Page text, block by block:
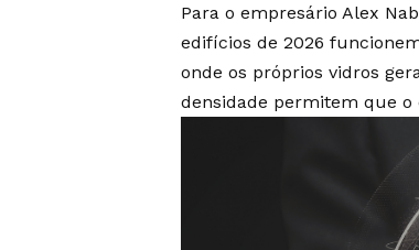
Para o empresário Alex
edifícios de 2026
onde os próprios vidros
densidade permitem que